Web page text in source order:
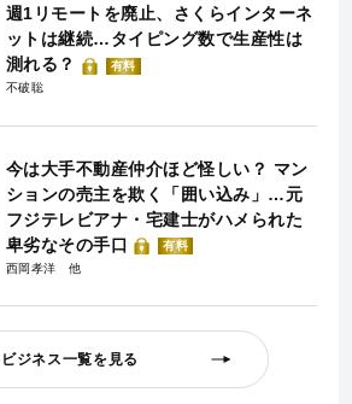
週1リモートを廃止、さくらインターネ
ットは継続…タイピング数で生産性は
測れる？
有料
不破聡
今は大手不動産仲介ほど怪しい？ マン
ションの売主を欺く「囲い込み」…元
フジテレビアナ・宅建士がハメられた
卑劣なその手口
有料
西岡孝洋
ビジネス一覧を見る